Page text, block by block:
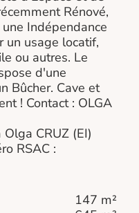
Rénové,
Indépendance
un usage locatif,
ou autres. Le
d'une
Bûcher. Cave et
! Contact : OLGA
CRUZ (EI)
RSAC :
147 m²